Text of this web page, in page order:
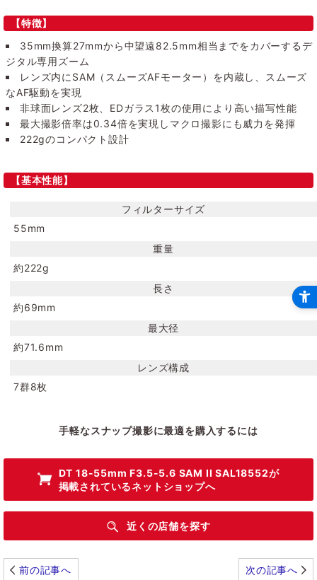
【特徴】
35mm換算27mmから中望遠82.5mm相当までをカバーするデ
ジタル専用ズーム
レンズ内にSAM（スムーズAFモーター）を内蔵し、スムーズ
なAF駆動を実現
非球面レンズ2枚、EDガラス1枚の使用により高い描写性能
最大撮影倍率は0.34倍を実現しマクロ撮影にも威力を発揮
222gのコンパクト設計
【基本性能】
フィルターサイズ
55mm
重量
約222g
長さ
約69mm
最大径
約71.6mm
レンズ構成
7群8枚
手軽なスナップ撮影に最適を購入するには
DT 18-55mm F3.5-5.6 SAM II SAL18552が
掲載されているネットショップへ
近くの店舗を探す
前の記事へ 次の記事へ